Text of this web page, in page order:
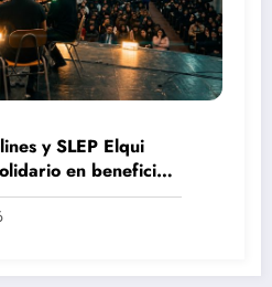
y SLEP Elqui
en beneficio